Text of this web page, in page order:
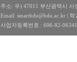
주소: 우) 47011 부산광역시 사
Email: smartbdu@bdu.ac.kr |
사업자등록번호 : 606-82-